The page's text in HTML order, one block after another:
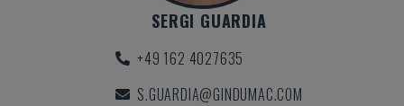
SERGI GUARDIA
+49 162 4027635
S.GUARDIA@GINDUMAC.COM